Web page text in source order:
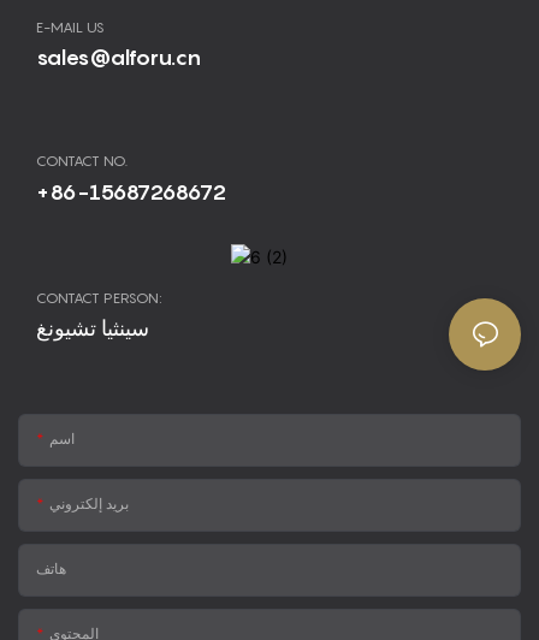
E-MAIL US
sales@alforu.cn
CONTACT NO.
+86-15687268672
CONTACT PERSON:
سينثيا تشيونغ
اسم
بريد إلكتروني
هاتف
المحتوى